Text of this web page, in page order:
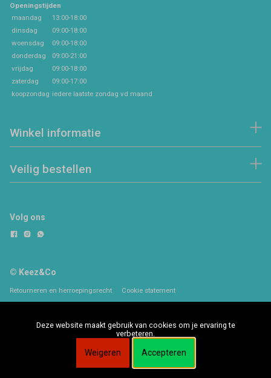
Openingstijden
maandag
13:00-18:00
dinsdag
09:00-18:00
woensdag
09:00-18:00
donderdag
09:00-21:00
vrijdag
09:00-18:00
zaterdag
09:00-17:00
koopzondag iedere laatste zondag vd maand
Winkel informatie
Veilig bestellen
Volg ons
© Keez&Co
Retourneren en herroepingsrecht Cookie statement
Deze website maakt gebruik van cookies om je ervaring te
verbeteren.
Weigeren Accepteren